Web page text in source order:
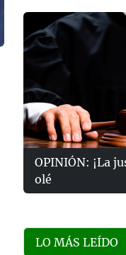
OPINIÓN: ¡La
olé
LO MÁS LEÍDO